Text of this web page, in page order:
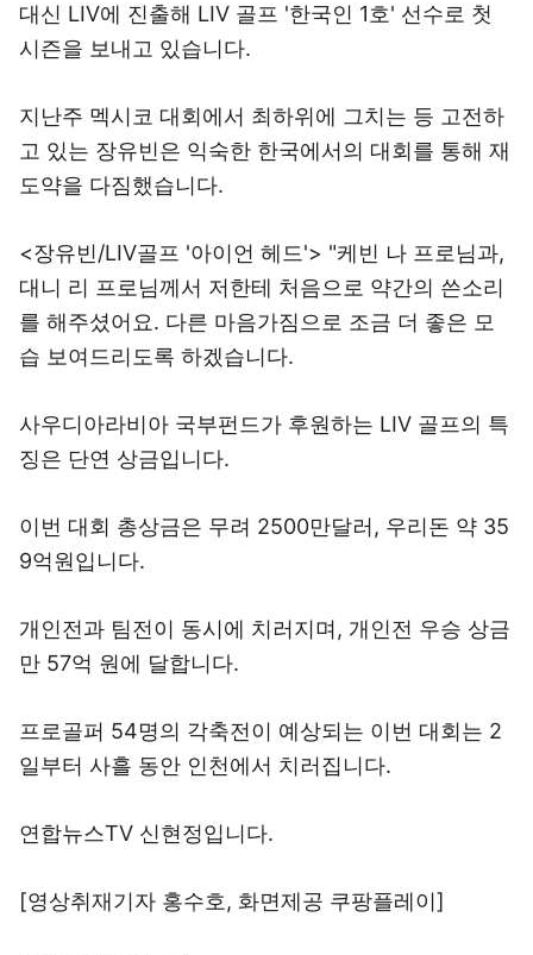
대신 LIV에 진출해 LIV 골프 '한국인 1호' 선수로 첫
시즌을 보내고 있습니다.
지난주 멕시코 대회에서 최하위에 그치는 등 고전하
고 있는 장유빈은 익숙한 한국에서의 대회를 통해 재
도약을 다짐했습니다.
<장유빈/LIV골프 '아이언 헤드'> "케빈 나 프로님과,
대니 리 프로님께서 저한테 처음으로 약간의 쓴소리
를 해주셨어요. 다른 마음가짐으로 조금 더 좋은 모
습 보여드리도록 하겠습니다.
사우디아라비아 국부펀드가 후원하는 LIV 골프의 특
징은 단연 상금입니다.
이번 대회 총상금은 무려 2500만달러, 우리돈 약 35
9억원입니다.
개인전과 팀전이 동시에 치러지며, 개인전 우승 상금
만 57억 원에 달합니다.
프로골퍼 54명의 각축전이 예상되는 이번 대회는 2
일부터 사흘 동안 인천에서 치러집니다.
연합뉴스TV 신현정입니다.
[영상취재기자 홍수호, 화면제공 쿠팡플레이]